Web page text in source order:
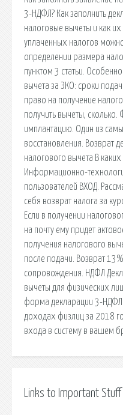
3-НДФЛ? Как заполнить
налоговые вычеты и как
уплаченных налогов
определении размера
пунктом 3 статьи.
вычета за ЭКО: сроки
право на получение
получить вычеты,
имплантацию. Один из
восстановления. Возврат
налогового вычета В
Информационно-
пользователей ВХОД.
себя возврат налога за
Если в получении
на почту ему придет
получения налогового
после подачи. Возврат
сопровождения. НДФЛ
вычеты для физических
форма декларации 3-
доходах физлиц за 2018
входа в систему в вашем
Links to Important Stuff